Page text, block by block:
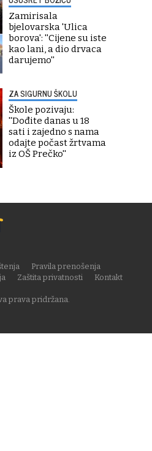
Zamirisala
bjelovarska 'Ulica
borova': ''Cijene su iste
kao lani, a dio drvaca
darujemo''
ZA SIGURNU ŠKOLU
Škole pozivaju:
''Dođite danas u 18
sati i zajedno s nama
odajte počast žrtvama
iz OŠ Prečko''
prava pridržana.
Pravila prenošenja
Zaštita privatnosti
Kontakt